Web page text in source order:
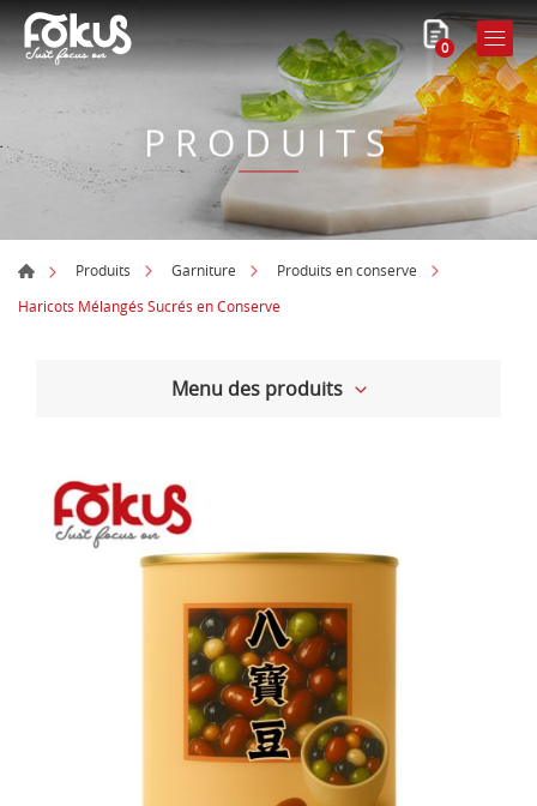
0
PRODUITS
Produits Garniture
Produits en conserve
Haricots Mélangés Sucrés en Conserve
Menu des produits